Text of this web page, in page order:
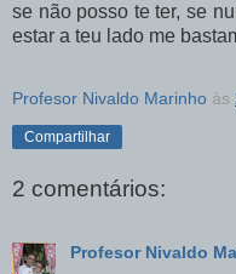
se não posso te ter, se
estar a teu lado me
Profesor Nivaldo Marinho às
Compartilhar
2 comentários:
Profesor Nivaldo